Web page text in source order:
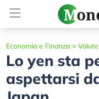
Economia e Finanza > Valute
Lo yen sta
aspettarsi